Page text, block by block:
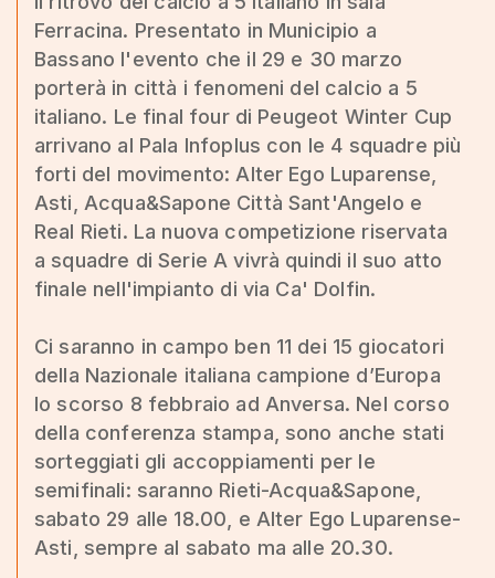
Ferracina. Presentato in Municipio a
Bassano l'evento che il 29 e 30 marzo
porterà in città i fenomeni del calcio a 5
italiano. Le final four di Peugeot Winter Cup
arrivano al Pala Infoplus con le 4 squadre più
forti del movimento: Alter Ego Luparense,
Asti, Acqua&Sapone Città Sant'Angelo e
Real Rieti. La nuova competizione riservata
a squadre di Serie A vivrà quindi il suo atto
finale nell'impianto di via Ca' Dolfin.
Ci saranno in campo ben 11 dei 15 giocatori
della Nazionale italiana campione d’Europa
lo scorso 8 febbraio ad Anversa. Nel corso
della conferenza stampa, sono anche stati
sorteggiati gli accoppiamenti per le
semifinali: saranno Rieti-Acqua&Sapone,
sabato 29 alle 18.00, e Alter Ego Luparense-
Asti, sempre al sabato ma alle 20.30.